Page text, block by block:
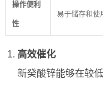
操作便利
性
易于储存和使
高效催化
新癸酸锌能够在较